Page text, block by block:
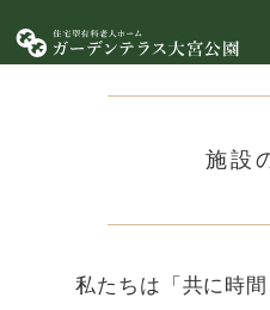
施設
私たちは「共に時